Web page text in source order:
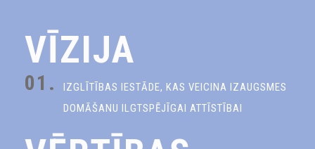
VĪZIJA
01.
IZGLĪTĪBAS IESTĀDE, KAS VEICINA IZAUGSMES
DOMĀŠANU ILGTSPĒJĪGAI ATTĪSTĪBAI